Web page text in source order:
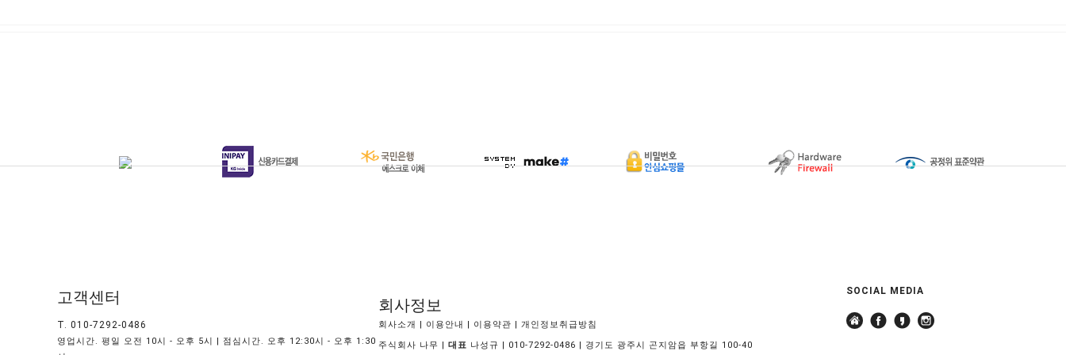
고객센터
T. 010-7292-0486
영업시간. 평일 오전 10시 - 오후 5시 | 점심시간. 오후 12:30시 - 오후 1:30
회사정보
회사소개 | 이용안내 | 이용약관 | 개인정보취급방침
주식회사 나무 | 대표 나성규 | 010-7292-0486 | 경기도 광주시 곤지암읍 부항길 100-40
SOCIAL MEDIA